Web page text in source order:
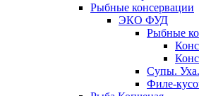
Рыбные консервации
ЭКО ФУД
Рыбные
Супы.
Филе-